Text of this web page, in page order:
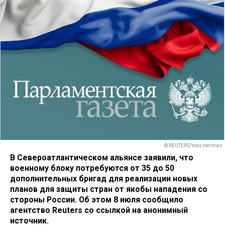
© REUTERS/Yves Herman
В Североатлантическом альянсе заявили, что
военному блоку потребуются от 35 до 50
дополнительных бригад для реализации новых
планов для защиты стран от якобы нападения со
стороны России. Об этом 8 июля сообщило
агентство Reuters со ссылкой на анонимный
источник.